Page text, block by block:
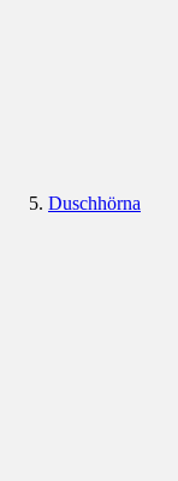
Duschhörna